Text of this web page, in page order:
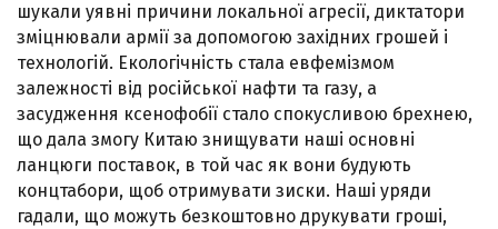
шукали уявні причини локальної агресії, диктатори
зміцнювали армії за допомогою західних грошей і
технологій. Екологічність стала евфемізмом
залежності від російської нафти та газу, а
засудження ксенофобії стало спокусливою брехнею,
що дала змогу Китаю знищувати наші основні
ланцюги поставок, в той час як вони будують
концтабори, щоб отримувати зиски. Наші уряди
гадали, що можуть безкоштовно друкувати гроші,